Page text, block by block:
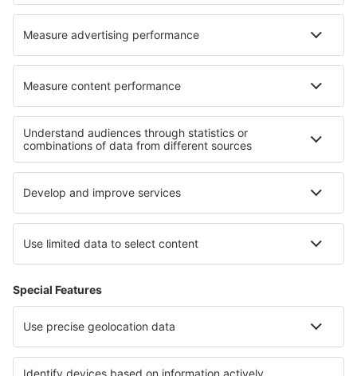
Hoteluri în Vaihingen an der Enz Hoteluri Moulins Engilbert
Cele mai bune hoteluri - regiuni
Hoteluri în Great Yarmouth Hoteluri in Anglesey
Hoteluri în Guernsey Hoteluri în Riviera Engleză
Hoteluri in Scotland Hoteluri on Grand Cayman
Hoteluri in Parcul Național Pieniński Hoteluri in Andros